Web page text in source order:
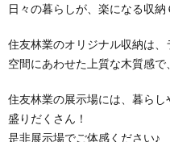
日々の暮らしが、楽になる収納
住友林業のオリジナル収納は、
空間にあわせた上質な木質感
住友林業の展示場には、暮ら
盛りだくさん！
是非展示場でご体感ください♪